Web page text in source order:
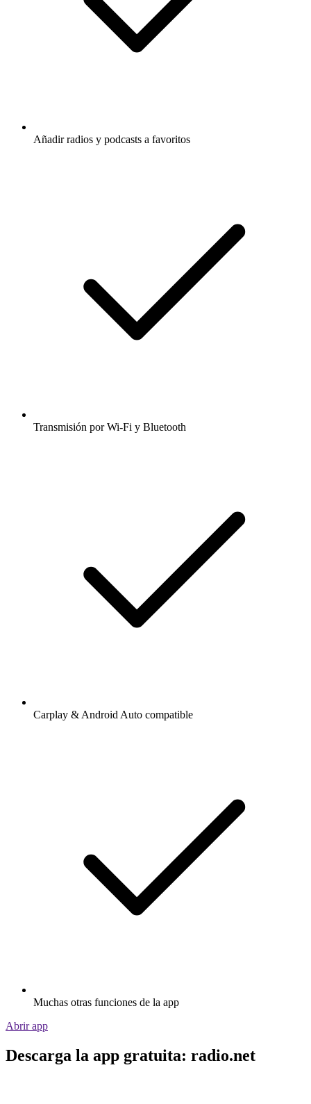
Añadir radios y podcasts a favoritos
Transmisión por Wi-Fi y Bluetooth
Carplay & Android Auto compatible
Muchas otras funciones de la app
Abrir app
Descarga la app gratuita: radio.net